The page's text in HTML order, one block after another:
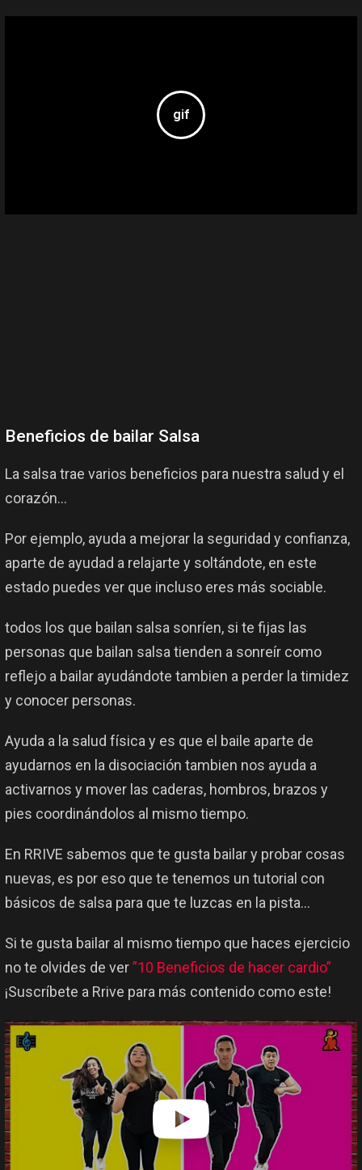
Beneficios de bailar Salsa
La salsa trae varios beneficios para nuestra salud y el
corazón…
Por ejemplo, ayuda a mejorar la seguridad y confianza,
aparte de ayudad a relajarte y soltándote, en este
estado puedes ver que incluso eres más sociable.
todos los que bailan salsa sonríen, si te fijas las
personas que bailan salsa tienden a sonreír como
reflejo a bailar ayudándote tambien a perder la timidez
y conocer personas.
Ayuda a la salud física y es que el baile aparte de
ayudarnos en la disociación tambien nos ayuda a
activarnos y mover las caderas, hombros, brazos y
pies coordinándolos al mismo tiempo.
En RRIVE sabemos que te gusta bailar y probar cosas
nuevas, es por eso que te tenemos un tutorial con
básicos de salsa para que te luzcas en la pista…
Si te gusta bailar al mismo tiempo que haces ejercicio
no te olvides de ver”10 Beneficios de hacer cardio”
¡Suscríbete a Rrive para más contenido como este!